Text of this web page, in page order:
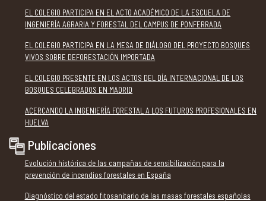
EL COLEGIO PARTICIPA EN EL ACTO ACADÉMICO DE LA ESCUELA DE
INGENIERÍA AGRARIA Y FORESTAL DEL CAMPUS DE PONFERRADA
EL COLEGIO PARTICIPA EN LA MESA DE DIÁLOGO DEL PROYECTO BOSQUES
VIVOS SOBRE DEFORESTACIÓN IMPORTADA
EL COLEGIO PRESENTE EN LOS ACTOS DEL DÍA INTERNACIONAL DE LOS
BOSQUES CELEBRADOS EN MADRID
ACERCANDO LA INGENIERÍA FORESTAL A LOS FUTUROS PROFESIONALES EN
HUELVA
Publicaciones
Evolución histórica de las campañas de sensibilización para la
prevención de incendios forestales en España
Diagnóstico del estado fitosanitario de las masas forestales españolas